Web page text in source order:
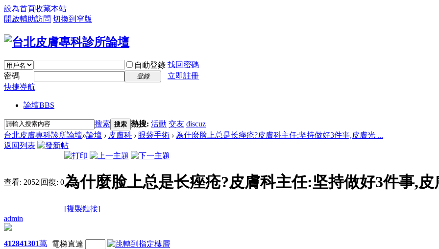
設為首頁收藏本站
開啟輔助訪問 切換到窄版
自動登錄 找回密碼
密碼
登錄
立即註冊
快捷導航
論壇BBS
搜索 搜索 熱搜: 活動 交友 discuz
台北皮膚專科診所論壇»論壇 › 皮膚科 › 眼袋手術 › 為什麼脸上总是长痤疮?皮膚科主任:坚持做好3件事,皮膚光 ...
返回列表
查看: 2052|回復: 0為什麼脸上总是长痤疮?皮膚科主任:坚持做好3件事,皮
[複製鏈接]
admin
412841301萬
電梯直達